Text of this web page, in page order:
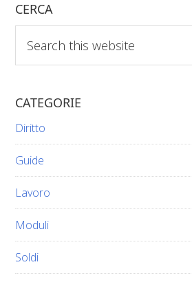
CERCA
this
website
CATEGORIE
Diritto
Guide
Lavoro
Moduli
Soldi